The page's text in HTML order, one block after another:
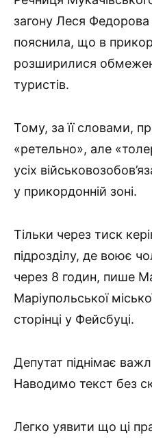
загону Леся
пояснила, що в
розширилися
туристів.
Тому, за її словами,
«ретельно», але
усіх
у прикордонній зоні.
Тільки через тиск
підрозділу, де воює
через 8 годин, пише
Маріупольської
сторінці у Фейсбуці.
Депутат піднімає
Наводимо текст без
Легко уявити що ці